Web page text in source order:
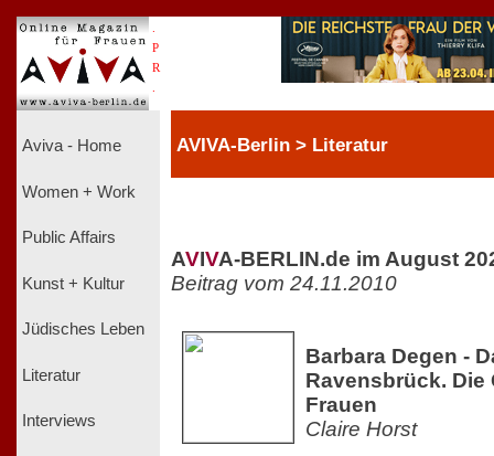
P
R
Aviva - Home
Women + Work
Public Affairs
Kunst + Kultur
Jüdisches Leben
Literatur
Interviews
AVIVA-Berlin > Literatur
AVIVA-BERLIN.de im August
Beitrag vom 24.11.2010
Barbara Degen -
Ravensbrück.
Frauen
Claire Horst